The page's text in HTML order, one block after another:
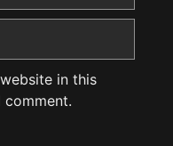
in this